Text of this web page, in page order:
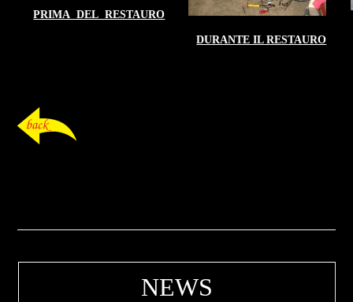
PRIMA DEL RESTAURO
DURANTE IL RESTAURO
NEWS